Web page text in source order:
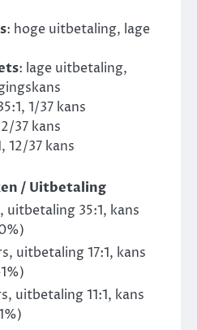
: hoge uitbetaling, lage
: lage uitbetaling,
1/37 kans
2/37 kans
12/37 kans
/ Uitbetaling
uitbetaling 35:1, kans
uitbetaling 17:1, kans
uitbetaling 11:1, kans